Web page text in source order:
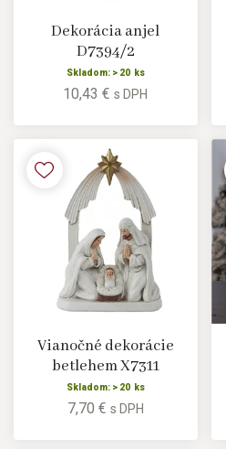
Dekorácia anjel
D7394/2
Skladom: > 20 ks
10,43 €s DPH
Vianočné dekorácie
betlehem X7311
Skladom: > 20 ks
7,70 € s DPH